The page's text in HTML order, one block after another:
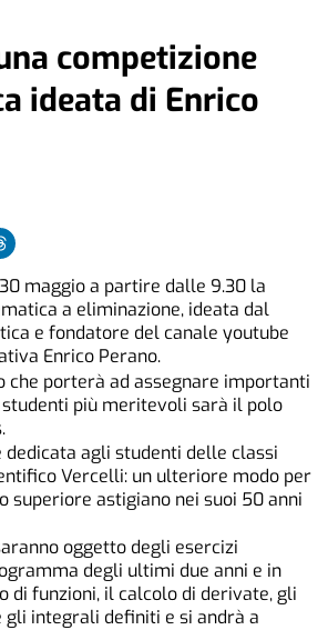
competizione
ideata di Enrico
maggio a partire dalle 9.30 la
a eliminazione, ideata dal
e fondatore del canale youtube
Enrico Perano.
che porterà ad assegnare importanti
più meritevoli sarà il polo
dedicata agli studenti delle classi
Vercelli: un ulteriore modo per
superiore astigiano nei suoi 50 anni
oggetto degli esercizi
degli ultimi due anni e in
di funzioni, il calcolo di derivate, gli
integrali definiti e si andrà a